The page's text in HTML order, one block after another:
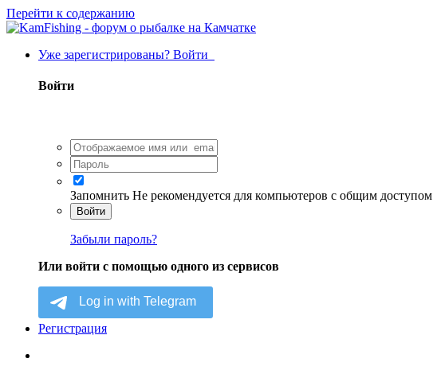
Перейти к содержанию
Уже зарегистрированы? Войти
Войти
Запомнить Не рекомендуется для компьютеров с общим доступом
Войти
Забыли пароль?
Или войти с помощью одного из сервисов
Регистрация